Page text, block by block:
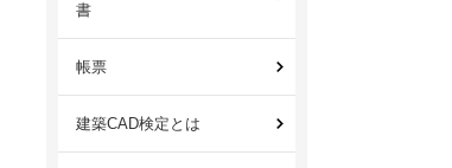
書
帳票
建築CAD検定とは